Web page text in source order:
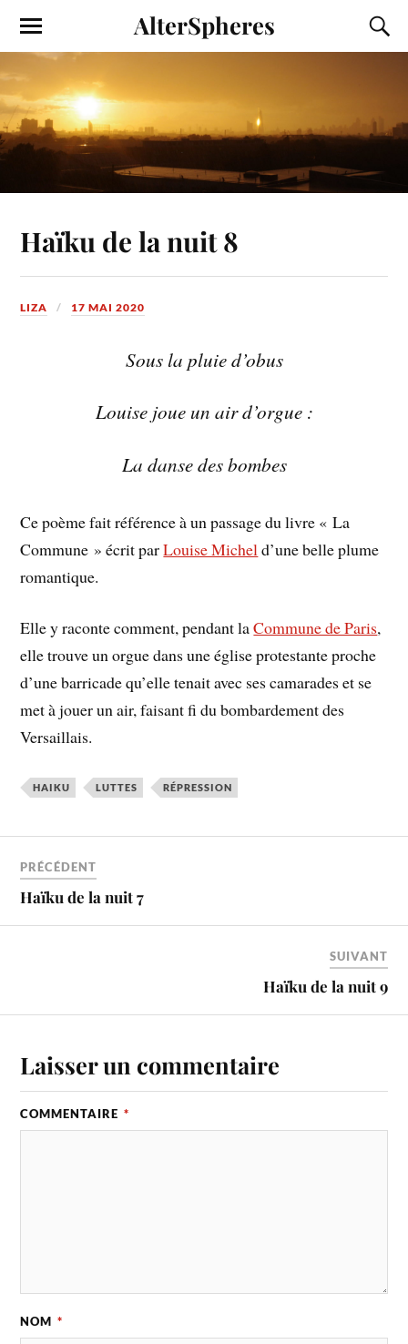
AlterSpheres
Haïku de la nuit 8
LIZA 17 MAI 2020
Sous la pluie d’obus
Louise joue un air d’orgue :
La danse des bombes
Ce poème fait référence à un passage du livre « La
Commune » écrit parLouise Michel d’une belle plume
romantique.
Elle y raconte comment, pendant laCommune de Paris,
elle trouve un orgue dans une église protestante proche
d’une barricade qu’elle tenait avec ses camarades et se
met à jouer un air, faisant fi du bombardement des
Versaillais.
HAIKU LUTTES RÉPRESSION
PRÉCÉDENT
Haïku de la nuit 7
SUIVANT
Haïku de la nuit 9
Laisser un commentaire
COMMENTAIRE *
NOM *